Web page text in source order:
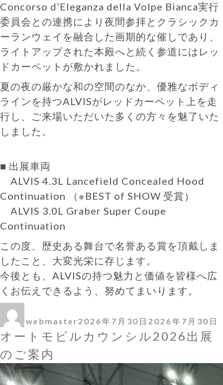
Concorso d’Eleganza della Volpe Bianca実行
委員会との連携により夜間参拝とクラシックカ
ーランウェイを融合した画期的な催しであり、
ライトアップされた本殿へと続く参道にはレッ
ドカーペットが敷かれました。
夏の夜の厳かな和の空間のなか、優雅なボディ
ラインを持つALVISがレッドカーペット上を走
行し、ご来場いただいた多くの方々を魅了いた
しました。
■ 出展車両
ALVIS 4.3L Lancefield Concealed Hood
Continuation （※BEST of SHOW 受賞）
ALVIS 3.0L Graber Super Coupe
Continuation
この度、歴史ある舞台で名誉ある賞を頂戴しま
したこと、大変光栄に存じます。
今後とも、ALVISの持つ魅力と価値を皆様へ広
くお伝えできるよう、努めてまいります。
稿
webmaster 稿
2026年7月30日 2026年7月30日
オートモビルカウンシル2026出展
のご案内